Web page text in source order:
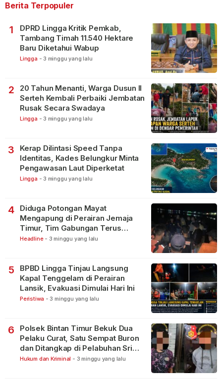
Berita Terpopuler
1
DPRD Lingga Kritik Pemkab,
Tambang Timah 11.540 Hektare
Baru Diketahui Wabup
Lingga - 3 minggu yang lalu
2
20 Tahun Menanti, Warga Dusun II
Serteh Kembali Perbaiki Jembatan
Rusak Secara Swadaya
Lingga - 3 minggu yang lalu
3
Kerap Dilintasi Speed Tanpa
Identitas, Kades Belungkur Minta
Pengawasan Laut Diperketat
Lingga - 3 minggu yang lalu
4
Diduga Potongan Mayat
Mengapung di Perairan Jemaja
Timur, Tim Gabungan Terus
Lakukan Pencarian
Headline - 3 minggu yang lalu
5
BPBD Lingga Tinjau Langsung
Kapal Tenggelam di Perairan
Lansik, Evakuasi Dimulai Hari Ini
Peristiwa - 3 minggu yang lalu
6
Polsek Bintan Timur Bekuk Dua
Pelaku Curat, Satu Sempat Buron
dan Ditangkap di Pelabuhan Sri
Bintan Pura
Hukum dan Kriminal - 3 minggu yang lalu